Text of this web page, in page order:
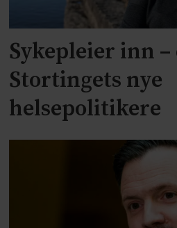
Sykepleier inn –
Stortingets nye
helsepolitikere